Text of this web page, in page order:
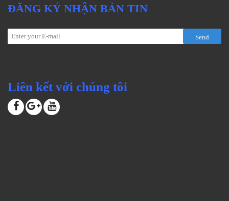
ĐĂNG KÝ NHẬN BẢN TIN
Send
Liên kết với chúng tôi